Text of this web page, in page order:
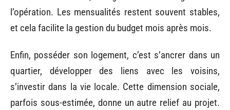
l’opération. Les mensualités restent souvent stables,
et cela facilite la gestion du budget mois après mois.
Enfin, posséder son logement, c’est s’ancrer dans un
quartier, développer des liens avec les voisins,
s’investir dans la vie locale. Cette dimension sociale,
parfois sous-estimée, donne un autre relief au projet.